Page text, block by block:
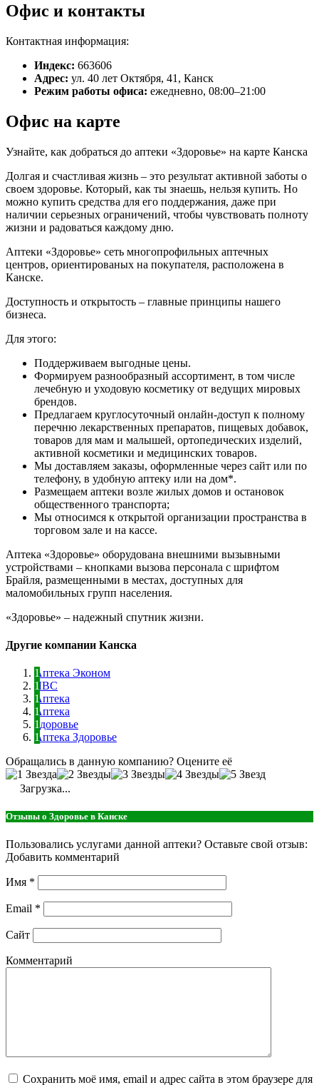
Офис и контакты
Контактная информация:
Индекс: 663606
Адрес: ул. 40 лет Октября, 41, Канск
Режим работы офиса: ежедневно, 08:00–21:00
Офис на карте
Узнайте, как добраться до аптеки «Здоровье» на карте Канска
Долгая и счастливая жизнь – это результат активной заботы о
своем здоровье. Который, как ты знаешь, нельзя купить. Но
можно купить средства для его поддержания, даже при
наличии серьезных ограничений, чтобы чувствовать полноту
жизни и радоваться каждому дню.
Аптеки «Здоровье» сеть многопрофильных аптечных
центров, ориентированых на покупателя, расположена в
Канске.
Доступность и открытость – главные принципы нашего
бизнеса.
Для этого:
Поддерживаем выгодные цены.
Формируем разнообразный ассортимент, в том числе
лечебную и уходовую косметику от ведущих мировых
брендов.
Предлагаем круглосуточный онлайн-доступ к полному
перечню лекарственных препаратов, пищевых добавок,
товаров для мам и малышей, ортопедических изделий,
активной косметики и медицинских товаров.
Мы доставляем заказы, оформленные через сайт или по
телефону, в удобную аптеку или на дом*.
Размещаем аптеки возле жилых домов и остановок
общественного транспорта;
Мы относимся к открытой организации пространства в
торговом зале и на кассе.
Аптека «Здоровье» оборудована внешними вызывными
устройствами – кнопками вызова персонала с шрифтом
Брайля, размещенными в местах, доступных для
маломобильных групп населения.
«Здоровье» – надежный спутник жизни.
Другие компании Канска
Аптека Эконом
ЛВС
Аптека
Аптека
Здоровье
Аптека Здоровье
Обращались в данную компанию? Оцените её
Загрузка...
Отзывы о Здоровье в Канске
Пользовались услугами данной аптеки? Оставьте свой отзыв:
Добавить комментарий
Имя *
Email *
Сайт
Комментарий
Сохранить моё имя, email и адрес сайта в этом браузере для